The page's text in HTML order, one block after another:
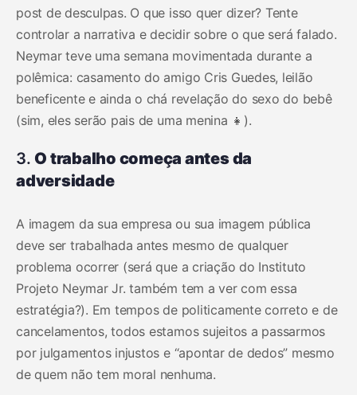
post de desculpas. O que isso quer dizer? Tente
controlar a narrativa e decidir sobre o que será falado.
Neymar teve uma semana movimentada durante a
polêmica: casamento do amigo Cris Guedes, leilão
beneficente e ainda o chá revelação do sexo do bebê
(sim, eles serão pais de uma menina 👧).
3. O trabalho começa antes da
adversidade
A imagem da sua empresa ou sua imagem pública
deve ser trabalhada antes mesmo de qualquer
problema ocorrer (será que a criação do Instituto
Projeto Neymar Jr. também tem a ver com essa
estratégia?). Em tempos de politicamente correto e de
cancelamentos, todos estamos sujeitos a passarmos
por julgamentos injustos e “apontar de dedos” mesmo
de quem não tem moral nenhuma.